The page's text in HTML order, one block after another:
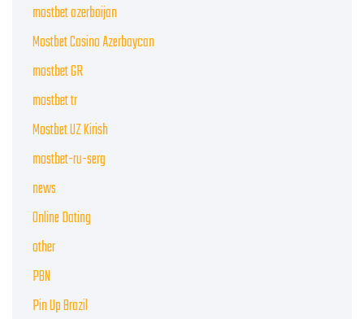
mostbet azerbaijan
Mostbet Casino Azerbaycan
mostbet GR
mostbet tr
Mostbet UZ Kirish
mostbet-ru-serg
news
Online Dating
other
PBN
Pin Up Brazil